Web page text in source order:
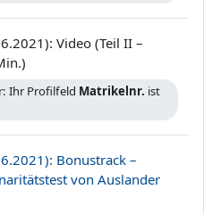
Video (Teil II –
Ihr Profilfeld Matrikelnr. ist
Bonustrack –
von Auslander